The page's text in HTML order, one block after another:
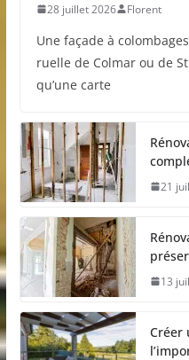
28 juillet 2026 Florent
Une façade à
ruelle de Colmar ou de
qu’une carte
21
13
Créer